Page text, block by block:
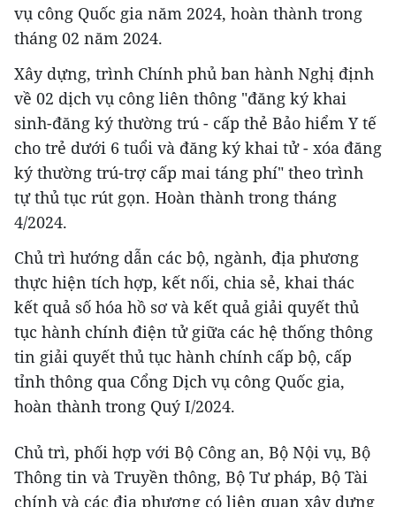
vụ công Quốc gia năm 2024, hoàn thành trong
tháng 02 năm 2024.
Xây dựng, trình Chính phủ ban hành Nghị định
về 02 dịch vụ công liên thông "đăng ký khai
sinh-đăng ký thường trú - cấp thẻ Bảo hiểm Y tế
cho trẻ dưới 6 tuổi và đăng ký khai tử - xóa đăng
ký thường trú-trợ cấp mai táng phí" theo trình
tự thủ tục rút gọn. Hoàn thành trong tháng
4/2024.
Chủ trì hướng dẫn các bộ, ngành, địa phương
thực hiện tích hợp, kết nối, chia sẻ, khai thác
kết quả số hóa hồ sơ và kết quả giải quyết thủ
tục hành chính điện tử giữa các hệ thống thông
tin giải quyết thủ tục hành chính cấp bộ, cấp
tỉnh thông qua Cổng Dịch vụ công Quốc gia,
hoàn thành trong Quý I/2024.
Chủ trì, phối hợp với Bộ Công an, Bộ Nội vụ, Bộ
Thông tin và Truyền thông, Bộ Tư pháp, Bộ Tài
chính và các địa phương có liên quan xây dựng